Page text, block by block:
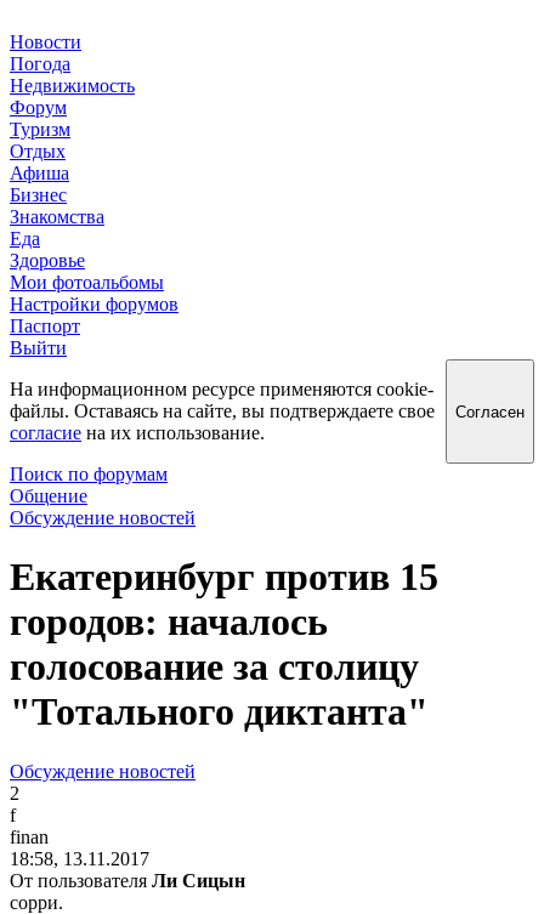
Новости
Погода
Недвижимость
Форум
Туризм
Отдых
Афиша
Бизнес
Знакомства
Еда
Здоровье
Мои фотоальбомы
Настройки форумов
Паспорт
Выйти
На информационном ресурсе применяются cookie-
файлы. Оставаясь на сайте, вы подтверждаете свое
согласие на их использование.
Согласен
Поиск по форумам
Общение
Обсуждение новостей
Екатеринбург против 15
городов: началось
голосование за столицу
"Тотального диктанта"
Обсуждение новостей
2
f
finan
18:58, 13.11.2017
От пользователя Ли Сицын
сорри.